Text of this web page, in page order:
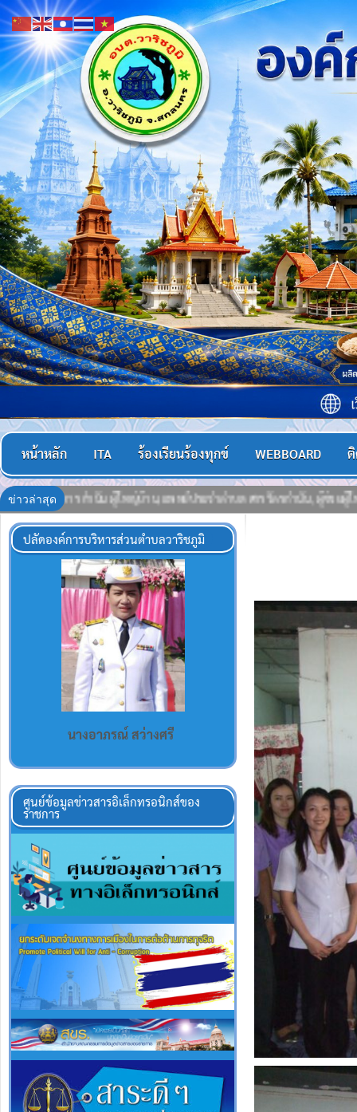
หน้าหลัก ITA ร้องเรียนร้องทุกข์ WEBBOARD
ข่าวล่าสุด, ผู้ช่วยผู้ใหญ่บ้าน,ชุดรักษา ความปลอดภัยหมู่บ้าน (ชรบ.), อาสาสมัคร
ปลัดองค์การบริหารส่วนตำบลวาริชภูมิ
นางอาภรณ์ สว่างศรี
ศูนย์ข้อมูลข่าวสารอิเล็กทรอนิกส์ของ
ราชการ